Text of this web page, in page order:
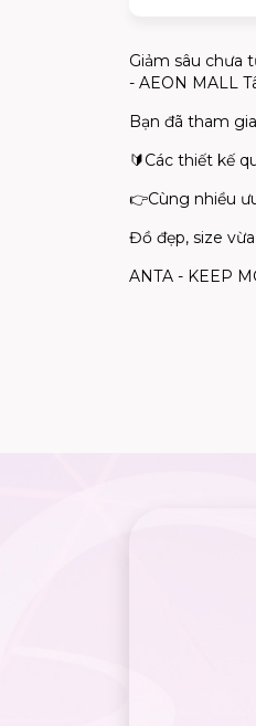
Giảm sâu chưa
- AEON MALL
Bạn đã tham
🔰Các thiết kế
👉Cùng nhiều
Đồ đẹp, size
ANTA - KEEP